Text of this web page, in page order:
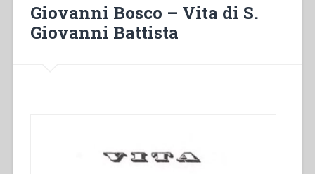
Giovanni Bosco – Vita di S.
Giovanni Battista